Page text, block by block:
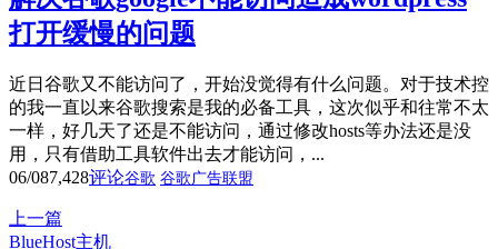
打开缓慢的问题
近日谷歌又不能访问了，开始没觉得有什么问题。对于技术控
的我一直以来谷歌搜索是我的必备工具，这次似乎和往常不太
一样，好几天了还是不能访问，通过修改hosts等办法还是没
用，只有借助工具软件出去才能访问，...
06/087,428评论谷歌 谷歌广告联盟
上一篇
BlueHost主机